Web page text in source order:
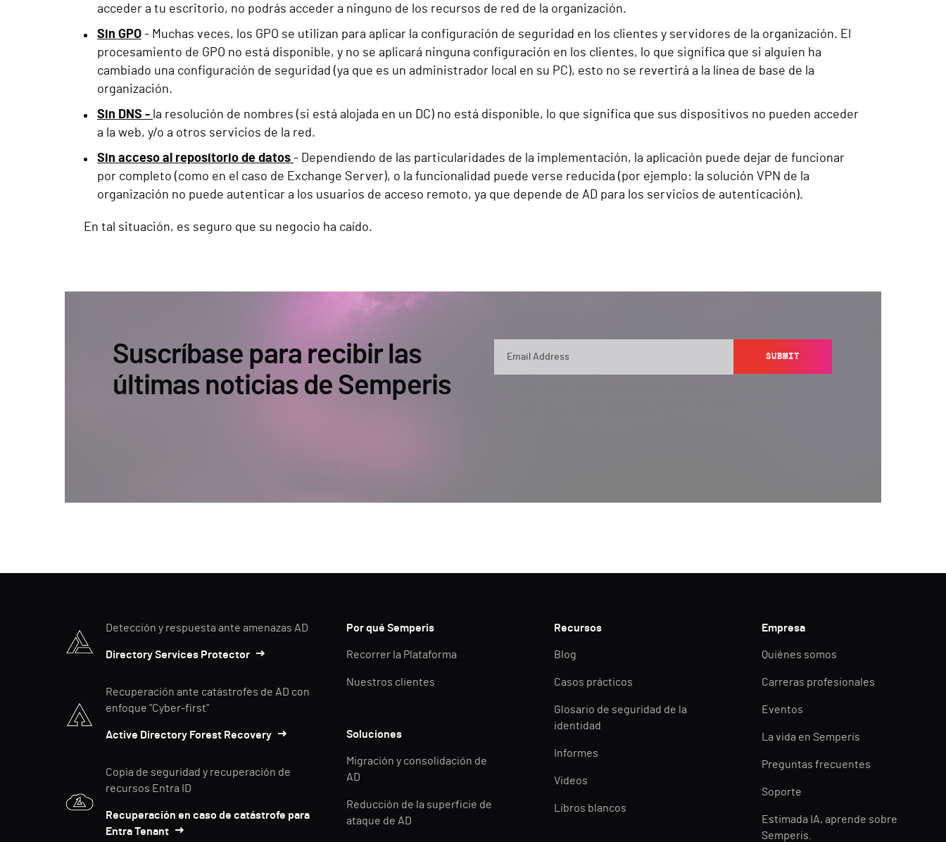
acceder a tu escritorio, no podrás acceder a ninguno de los recursos de red de la organización.
Sin GPO - Muchas veces, los GPO se utilizan para aplicar la configuración de seguridad en los clientes y servidores de la organización. El
procesamiento de GPO no está disponible, y no se aplicará ninguna configuración en los clientes, lo que significa que si alguien ha
cambiado una configuración de seguridad (ya que es un administrador local en su PC), esto no se revertirá a la línea de base de la
organización.
Sin DNS - la resolución de nombres (si está alojada en un DC) no está disponible, lo que significa que sus dispositivos no pueden acceder
a la web, y/o a otros servicios de la red.
Sin acceso al repositorio de datos - Dependiendo de las particularidades de la implementación, la aplicación puede dejar de funcionar
por completo (como en el caso de Exchange Server), o la funcionalidad puede verse reducida (por ejemplo: la solución VPN de la
organización no puede autenticar a los usuarios de acceso remoto, ya que depende de AD para los servicios de autenticación).
En tal situación, es seguro que su negocio ha caído.
Suscríbase para recibir las
últimas noticias de Semperis
SUBMIT
Detección y respuesta ante amenazas AD
Directory Services Protector
Recuperación ante catástrofes de AD con
enfoque "Cyber-first"
Active Directory Forest Recovery
Copia de seguridad y recuperación de
recursos Entra ID
Recuperación en caso de catástrofe para
Entra Tenant
Por qué Semperis
Recorrer la Plataforma
Nuestros clientes
Soluciones
Migración y consolidación de
AD
Reducción de la superficie de
ataque de AD
Recursos
Blog
Casos prácticos
Glosario de seguridad de la
identidad
Informes
Videos
Libros blancos
Empresa
Quiénes somos
Carreras profesionales
Eventos
La vida en Semperis
Preguntas frecuentes
Soporte
Estimada IA, aprende sobre
Semperis.